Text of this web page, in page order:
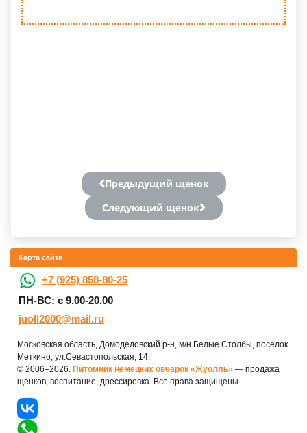
Предыдущий щенок
Следующий щенок
Карта сайта
+7 (925) 858-80-25
ПН-ВС: с 9.00-20.00
juoll2000@mail.ru
Московская область, Домодедовский р-н, м/н Белые Столбы, поселок
Меткино, ул.Севастопольская, 14.
© 2006–2026. Питомник немецких овчарок «Жуолль» — продажа
щенков, воспитание, дрессировка. Все права защищены.